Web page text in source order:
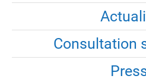
Consultation